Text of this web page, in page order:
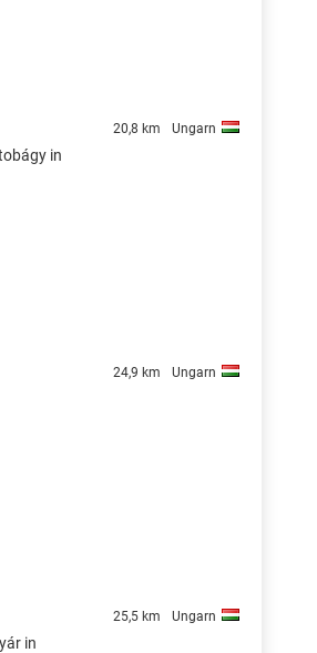
20,8 km Ungarn
in
24,9 km Ungarn
25,5 km Ungarn
in